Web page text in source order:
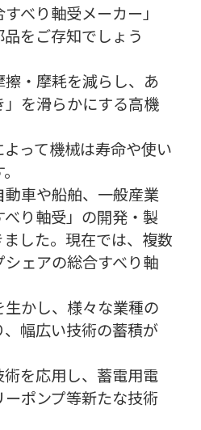
べり軸受メーカー」
をご存知でしょう
・摩耗を減らし、あ
を滑らかにする高機
って機械は寿命や使い
車や船舶、一般産業
り軸受」の開発・製
した。現在では、複数
ェアの総合すべり軸
かし、様々な業種の
幅広い技術の蓄積が
を応用し、蓄電用電
ポンプ等新たな技術